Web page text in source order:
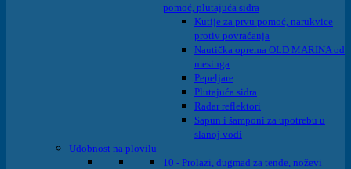
pomoć, plutajuća sidra
Kutije za prvu pomoć, narukvice
protiv povraćanja
Nautička oprema OLD MARINA od
mesinga
Pepeljare
Plutajuća sidra
Radar reflektori
Sapun i šamponi za upotrebu u
slanoj vodi
Udobnost na plovilu
10 - Prolazi, dugmad za tende, noževi